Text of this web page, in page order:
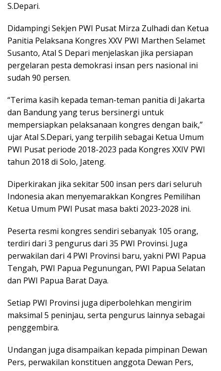
S.Depari.
Didampingi Sekjen PWI Pusat Mirza Zulhadi dan Ketua
Panitia Pelaksana Kongres XXV PWI Marthen Selamet
Susanto, Atal S Depari menjelaskan jika persiapan
pergelaran pesta demokrasi insan pers nasional ini
sudah 90 persen.
“Terima kasih kepada teman-teman panitia di Jakarta
dan Bandung yang terus bersinergi untuk
mempersiapkan pelaksanaan kongres dengan baik,”
ujar Atal S.Depari, yang terpilih sebagai Ketua Umum
PWI Pusat periode 2018-2023 pada Kongres XXIV PWI
tahun 2018 di Solo, Jateng.
Diperkirakan jika sekitar 500 insan pers dari seluruh
Indonesia akan menyemarakkan Kongres Pemilihan
Ketua Umum PWI Pusat masa bakti 2023-2028 ini.
Peserta resmi kongres sendiri sebanyak 105 orang,
terdiri dari 3 pengurus dari 35 PWI Provinsi. Juga
perwakilan dari 4 PWI Provinsi baru, yakni PWI Papua
Tengah, PWI Papua Pegunungan, PWI Papua Selatan
dan PWI Papua Barat Daya.
Setiap PWI Provinsi juga diperbolehkan mengirim
maksimal 5 peninjau, serta pengurus lainnya sebagai
penggembira.
Undangan juga disampaikan kepada pimpinan Dewan
Pers, perwakilan konstituen anggota Dewan Pers,